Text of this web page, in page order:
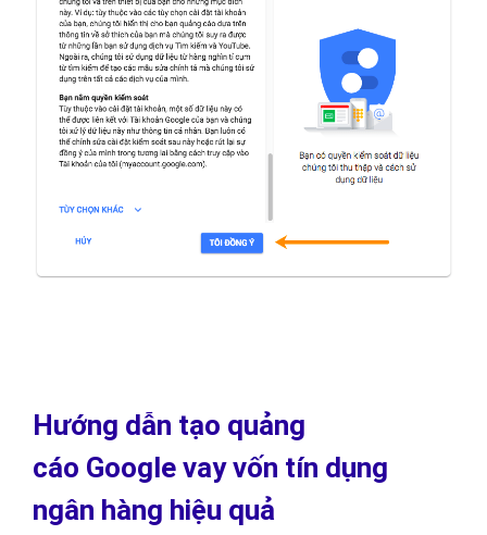
Hướng dẫn tạo quảng
cáo Google vay vốn tín dụng
ngân hàng hiệu quả